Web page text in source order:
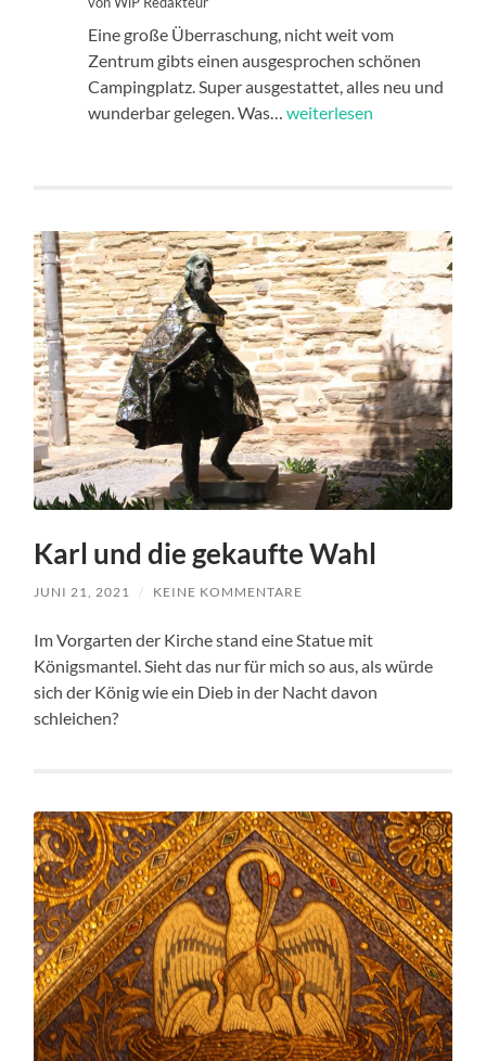
Eine große Überraschung, nicht weit vom
Zentrum gibts einen ausgesprochen schönen
Campingplatz. Super ausgestattet, alles neu und
wunderbar gelegen. Was…Ein
weiterlesen
Karl und die gekaufte Wahl
JUNI 21, 2021 / KEINE KOMMENTARE
Im Vorgarten der Kirche stand eine Statue mit
Königsmantel. Sieht das nur für mich so aus, als würde
sich der König wie ein Dieb in der Nacht davon
schleichen?